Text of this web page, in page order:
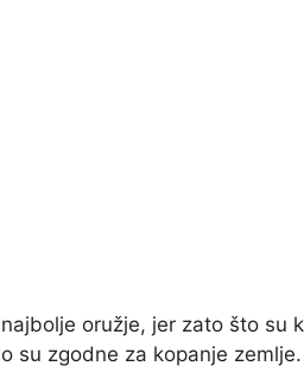
oružje, jer zato što su
su zgodne za kopanje zemlje.